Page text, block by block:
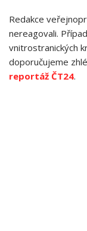
Redakce
nereagovali.
vnitrostranických
doporučujeme
reportáž ČT24.